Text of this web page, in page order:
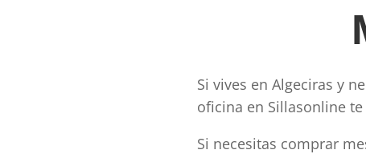
Si vives en Algeciras y
oficina en Sillasonline
Si necesitas comprar